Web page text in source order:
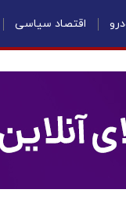
اقتصاد سیاسی